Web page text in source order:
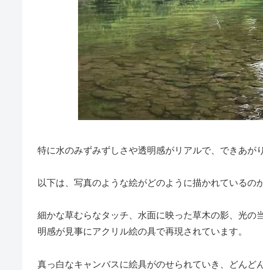
特に水のみずみずしさや透明感がリアルで、できあが
以下は、写真のような絵がどのように描かれているの
細かな草むらなタッチ、水面に映った草木の影、光の
明感が見事にアクリル絵の具で再現されています。
真っ白なキャンバスに絵具がのせられていき、どんど